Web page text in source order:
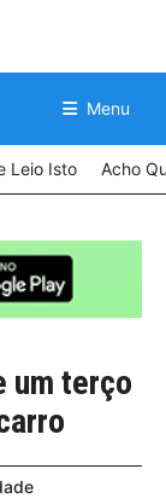
Menu
Leio Isto Acho
um terço